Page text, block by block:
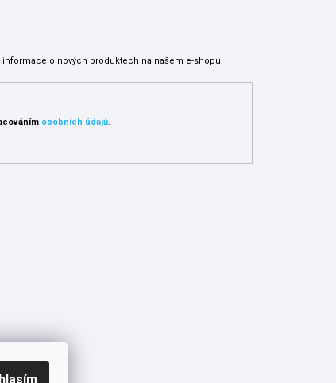
o nových produktech na našem e-shopu.
osobních údajů.